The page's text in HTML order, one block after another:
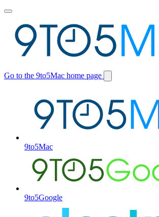
Toggle
menu
Go to the 9to5Mac home page
Switch
9to5Mac
9to5Google